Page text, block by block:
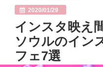
韓国旅行
韓国 美容
オルチャン
2020/01/29
インスタ映え
ソウルのイン
フェ7選